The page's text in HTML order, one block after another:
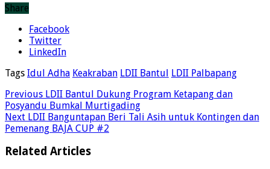
Share
Facebook
Twitter
LinkedIn
Tags Idul Adha Keakraban LDII Bantul LDII Palbapang
Previous LDII Bantul Dukung Program Ketapang dan
Posyandu Bumkal Murtigading
Next LDII Banguntapan Beri Tali Asih untuk Kontingen dan
Pemenang BAJA CUP #2
Related Articles